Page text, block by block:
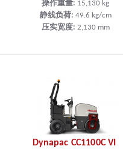
操作重量: 15,130 kg
静线负荷: 49.6 kg/cm
压实宽度: 2,130 mm
Dynapac CC1100C VI